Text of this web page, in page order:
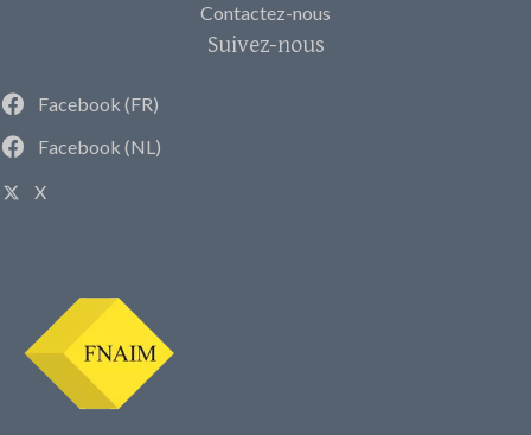
Contactez-nous
Suivez-nous
Facebook (FR)
Facebook (NL)
X